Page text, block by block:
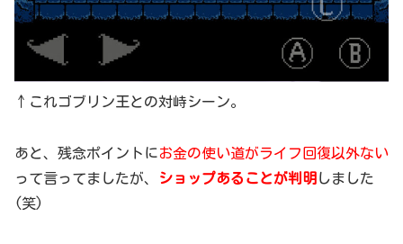
↑これゴブリン王との対峙シーン。
あと、残念ポイントにお金の使い道がライフ回復以外ない
って言ってましたが、
ショップあることが判明 しました
(笑)